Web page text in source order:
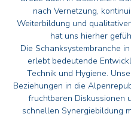
nach Vernetzung,
Weiterbildung und
hat uns hierher
Die Schanksystembranche
erlebt bedeutende
Technik und Hygiene.
Beziehungen in die
fruchtbaren Diskussionen
schnellen Synergiebildung